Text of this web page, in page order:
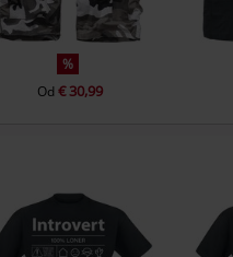
%
Od€ 30,99